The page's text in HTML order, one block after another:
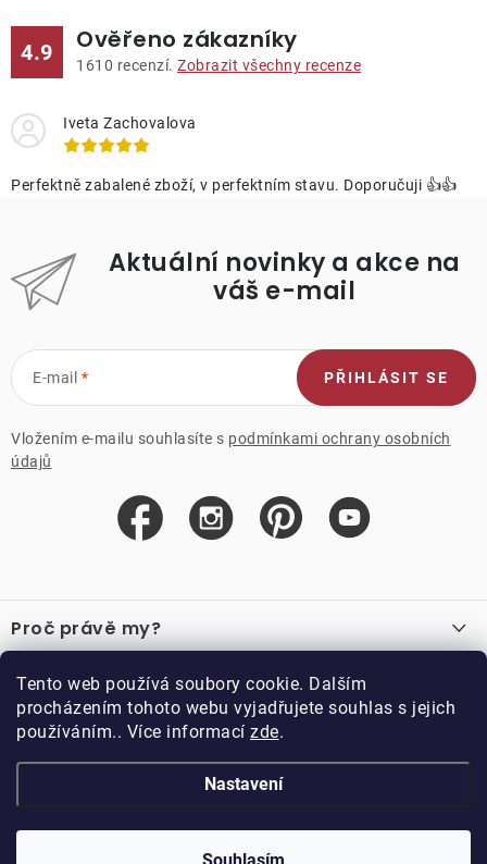
Tento web používá soubory cookie. Dalším
procházením tohoto webu vyjadřujete souhlas s jejich
používáním.. Více informací zde.
Nastavení
4.9 Ověřeno zákazníky
1610 recenzí. Zobrazit všechny recenze
Iveta Zachovalova
Perfektně zabalené zboží, v perfektním stavu. Doporučuji 👍👍
Aktuální novinky a akce na
váš e-mail
E-mail
Vložením e-mailu souhlasíte s podmínkami ochrany osobních
údajů
PŘIHLÁSIT SE
á
p
a
Proč právě my?
Recenze
Důležité odkazy
Velkoobchod
Vzorková prodejna
Kariéra
Blog
O nákupu
Obchodní podmínky
Podmínky věrnostního programu
Doppler CZ spol. s.r.o.,
DOPPLER CZ spol. s r.o.. Všechna práva vyhrazena.